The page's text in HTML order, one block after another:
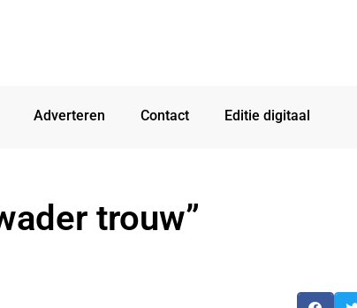
Adverteren Contact Editie digitaal
trouw”